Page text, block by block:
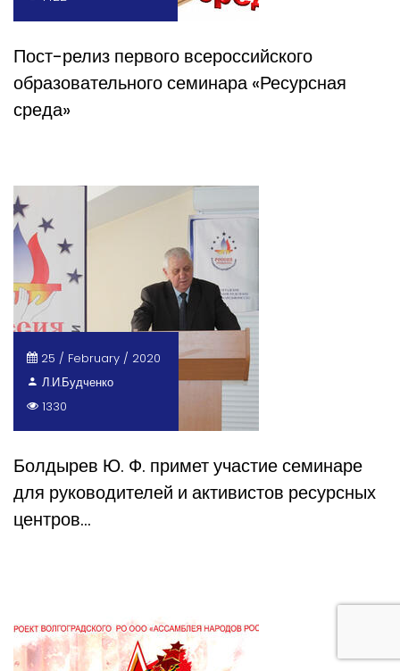
Пост-релиз первого всероссийского
образовательного семинара «Ресурсная
среда»
25 / February / 2020
Л.И.Будченко
1330
Болдырев Ю. Ф. примет участие семинаре
для руководителей и активистов ресурсных
центров…